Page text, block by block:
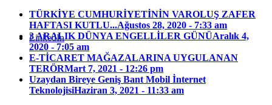
LinkedIn
TÜRKİYE CUMHURİYETİNİN VAROLUŞ ZAFER
HAFTASI KUTLU...Ağustos 28, 2020 - 7:33 am
3 ARALIK DÜNYA ENGELLİLER GÜNÜAralık 4,
2020 - 7:05 am
E-TİCARET MAĞAZALARINA UYGULANAN
TERÖRMart 7, 2021 - 12:26 pm
Uzaydan Bireye Geniş Bant Mobil İnternet
TeknolojisiHaziran 3, 2021 - 11:33 am